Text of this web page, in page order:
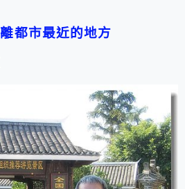
離都市最近的地方